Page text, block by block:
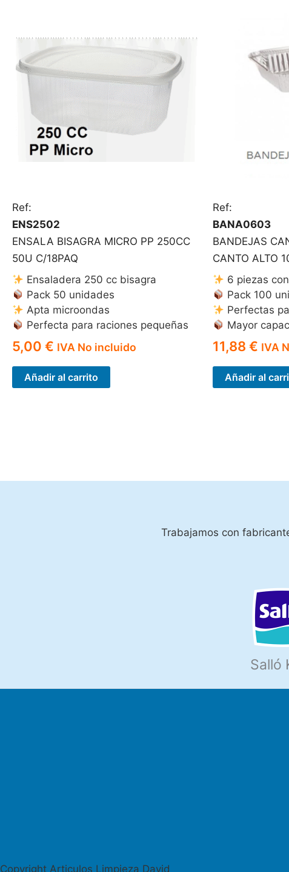
Ref:
ENS2502
ENSALA BISAGRA MICRO PP 250CC
50U C/18PAQ
Ensaladera 250 cc bisagra
Pack 50 unidades
Apta microondas
Perfecta para raciones pequeñas
5,00 € IVA No incluido
Añadir al carrito
Ref:
BANA0603
BANDEJAS
CANTO ALTO
6 piezas
Pack 100
Perfectas
Mayor
11,88 € IVA
Añadir al
Trabajamos con
Salló
Copyright Articulos Limpieza David